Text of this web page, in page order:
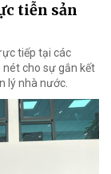
tiễn sản
tiếp tại các
cho sự gắn kết
lý nhà nước.